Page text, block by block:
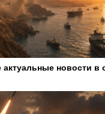
новости в